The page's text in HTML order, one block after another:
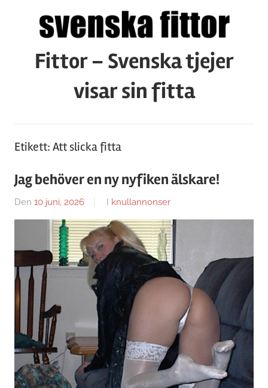
Fittor – Svenska tjejer
visar sin fitta
Etikett: Att slicka fitta
Jag behöver en ny nyfiken älskare!
Den 10 juni, 2026
Av
Caroline
I knullannonser